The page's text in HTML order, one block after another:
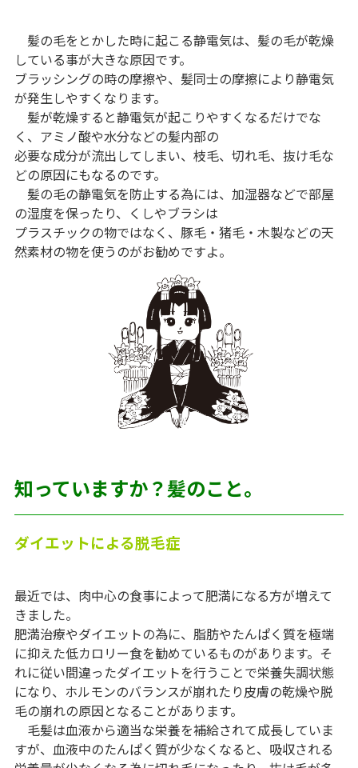
髪の毛をとかした時に起こる静電気は、髪の毛が乾燥
している事が大きな原因です。
ブラッシングの時の摩擦や、髪同士の摩擦により静電気
が発生しやすくなります。
髪が乾燥すると静電気が起こりやすくなるだけでな
く、アミノ酸や水分などの髪内部の
必要な成分が流出してしまい、枝毛、切れ毛、抜け毛な
どの原因にもなるのです。
髪の毛の静電気を防止する為には、加湿器などで部屋
の湿度を保ったり、くしやブラシは
プラスチックの物ではなく、豚毛・猪毛・木製などの天
然素材の物を使うのがお勧めですよ。
知っていますか？髪のこと。
ダイエットによる脱毛症
最近では、肉中心の食事によって肥満になる方が増えて
きました。
肥満治療やダイエットの為に、脂肪やたんぱく質を極端
に抑えた低カロリー食を勧めているものがあります。そ
れに従い間違ったダイエットを行うことで栄養失調状態
になり、ホルモンのバランスが崩れたり皮膚の乾燥や脱
毛の崩れの原因となることがあります。
毛髪は血液から適当な栄養を補給されて成長していま
すが、血液中のたんぱく質が少なくなると、吸収される